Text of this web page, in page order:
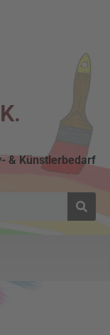
& Künstlerbedarf